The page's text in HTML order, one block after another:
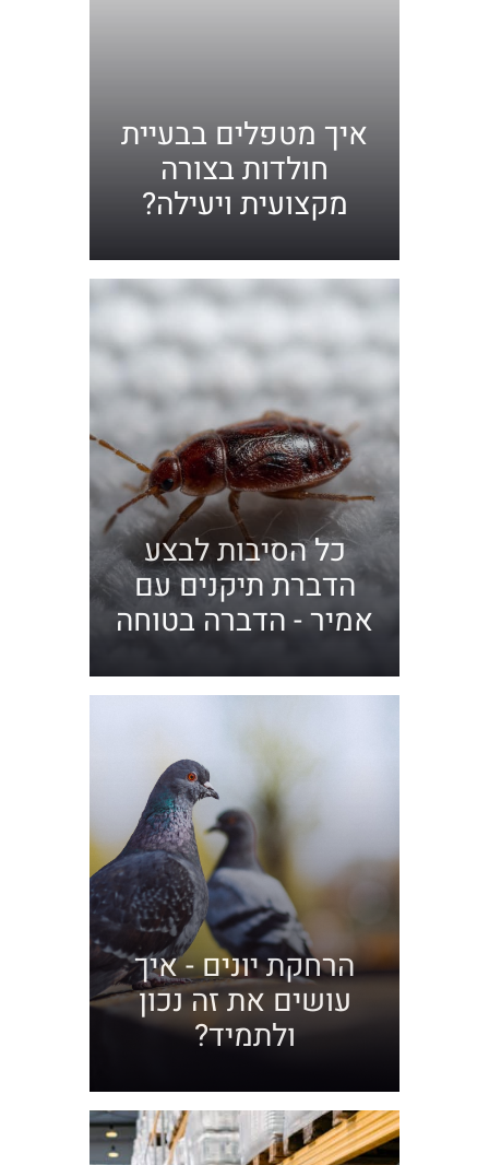
איך מטפלים בבעיית
חולדות בצורה
מקצועית ויעילה?
כל הסיבות לבצע
הדברת תיקנים עם
אמיר - הדברה בטוחה
הרחקת יונים - איך
עושים את זה נכון
ולתמיד?